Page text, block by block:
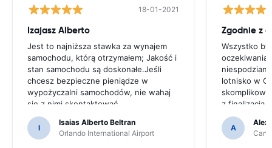
18-01-2021
Izajasz Alberto
Jest to najniższa stawka za wynajem
samochodu, którą otrzymałem; Jakość i
stan samochodu są doskonałe.Jeśli
chcesz bezpieczne pieniądze w
wypożyczalni samochodów, nie wahaj
się z nimi skontaktować
I
Isaias Alberto Beltran
Orlando International Airport
Zgodnie z
Wszystko
lotnisko w
z finalizacją
w
A
Alex